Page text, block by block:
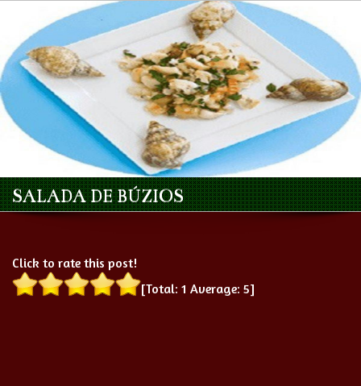
SALADA DE BÚZIOS
Click to rate this post!
[Total: 1 Average: 5]